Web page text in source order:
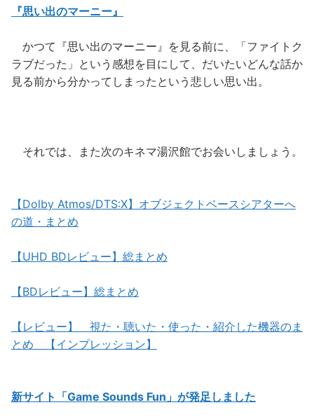
『思い出のマーニー』
かつて『思い出のマーニー』を見る前に、「ファイトク
ラブだった」という感想を目にして、だいたいどんな話か
見る前から分かってしまったという悲しい思い出。
それでは、また次のキネマ湯沢館でお会いしましょう。
【Dolby Atmos/DTS:X】オブジェクトベースシアターへ
の道・まとめ
【UHD BDレビュー】総まとめ
【BDレビュー】総まとめ
【レビュー】 視た・聴いた・使った・紹介した機器のま
とめ 【インプレッション】
新サイト「Game Sounds Fun」が発足しました